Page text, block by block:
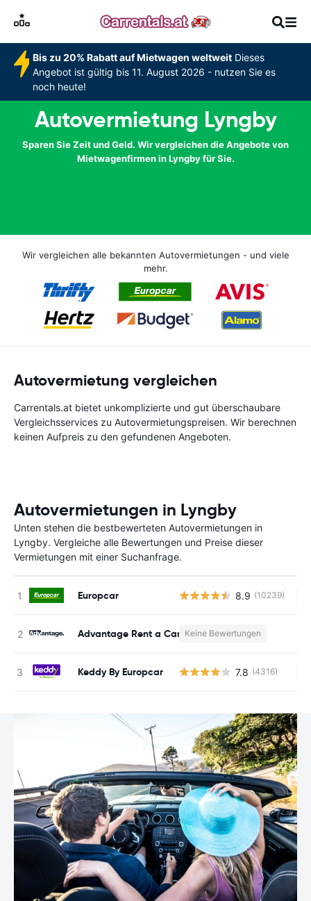
Bis zu 20% Rabatt auf Mietwagen weltweitDieses
Angebot ist gültig bis 11. August 2026 - nutzen Sie es
noch heute!
Autovermietung Lyngby
Sparen Sie Zeit und Geld. Wir vergleichen die Angebote von
Mietwagenfirmen in Lyngby für Sie.
Wir vergleichen alle bekannten Autovermietungen - und viele
mehr.
Autovermietung vergleichen
Carrentals.at bietet unkomplizierte und gut überschaubare
Vergleichsservices zu Autovermietungspreisen. Wir berechnen
keinen Aufpreis zu den gefundenen Angeboten.
Autovermietungen in Lyngby
Unten stehen die bestbewerteten Autovermietungen in
Lyngby. Vergleiche alle Bewertungen und Preise dieser
Vermietungen mit einer Suchanfrage.
Europcar 8.9 (10239)
Advantage Rent a Car Keine Bewertungen
Keddy By Europcar 7.8 (4316)